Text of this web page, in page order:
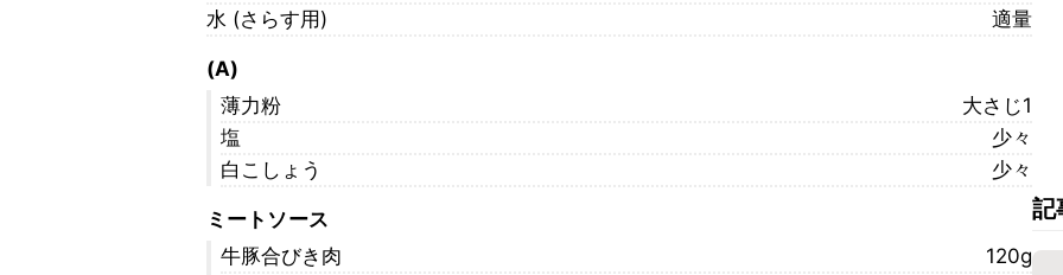
水 (さらす用)
適量
(A)
薄力粉
大さじ1
塩
少々
白こしょう
少々
ミートソース
牛豚合びき肉
120g
記